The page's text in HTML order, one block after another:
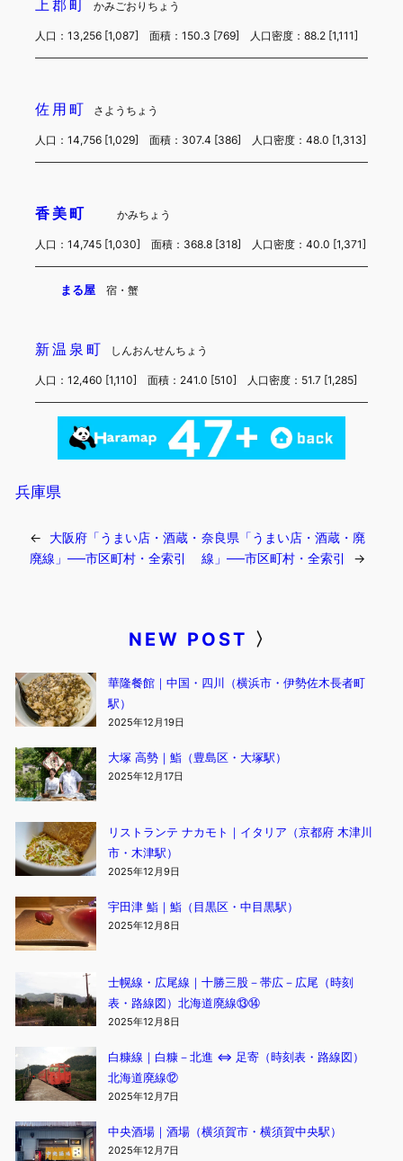
上郡町 かみごおりちょう
人口：13,256 [1,087] 面積：150.3 [769] 人口密度：88.2 [1,111]
佐用町 さようちょう
人口：14,756 [1,029] 面積：307.4 [386] 人口密度：48.0 [1,313]
香美町 かみちょう
人口：14,745 [1,030] 面積：368.8 [318] 人口密度：40.0 [1,371]
まる屋 宿・蟹
新温泉町 しんおんせんちょう
人口：12,460 [1,110] 面積：241.0 [510] 人口密度：51.7 [1,285]
兵庫県
←
大阪府「うまい店・酒蔵・
廃線」──市区町村・全索引
奈良県「うまい店・酒蔵・廃
線」──市区町村・全索引
→
NEW POST 〉
華隆餐館｜中国・四川（横浜市・伊勢佐木長者町
駅）
2025年12月19日
大塚 高勢｜鮨（豊島区・大塚駅）
2025年12月17日
リストランテ ナカモト｜イタリア（京都府 木津川
市・木津駅）
2025年12月9日
宇田津 鮨｜鮨（目黒区・中目黒駅）
2025年12月8日
士幌線・広尾線｜十勝三股－帯広－広尾（時刻
表・路線図）北海道廃線⑬⑭
2025年12月8日
白糠線｜白糠－北進 ⇔ 足寄（時刻表・路線図）
北海道廃線⑫
2025年12月7日
中央酒場｜酒場（横須賀市・横須賀中央駅）
2025年12月7日